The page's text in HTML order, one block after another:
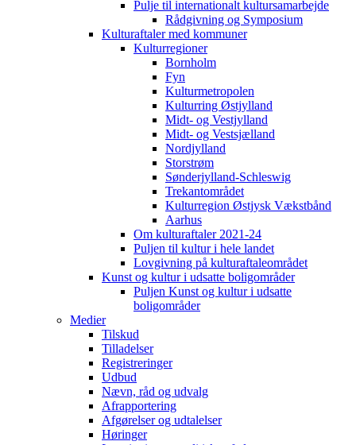
Pulje til internationalt kultursamarbejde
Rådgivning og Symposium
Kulturaftaler med kommuner
Kulturregioner
Bornholm
Fyn
Kulturmetropolen
Kulturring Østjylland
Midt- og Vestjylland
Midt- og Vestsjælland
Nordjylland
Storstrøm
Sønderjylland-Schleswig
Trekantområdet
Kulturregion Østjysk Vækstbånd
Aarhus
Om kulturaftaler 2021-24
Puljen til kultur i hele landet
Lovgivning på kulturaftaleområdet
Kunst og kultur i udsatte boligområder
Puljen Kunst og kultur i udsatte
boligområder
Medier
Tilskud
Tilladelser
Registreringer
Udbud
Nævn, råd og udvalg
Afrapportering
Afgørelser og udtalelser
Høringer